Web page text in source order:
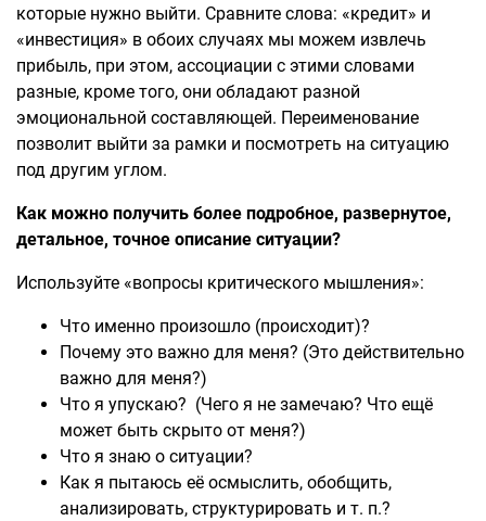
которые нужно выйти. Сравните слова: «кредит» и
«инвестиция» в обоих случаях мы можем извлечь
прибыль, при этом, ассоциации с этими словами
разные, кроме того, они обладают разной
эмоциональной составляющей. Переименование
позволит выйти за рамки и посмотреть на ситуацию
под другим углом.
Как можно получить более подробное, развернутое,
детальное, точное описание ситуации?
Используйте «вопросы критического мышления»:
Что именно произошло (происходит)?
Почему это важно для меня? (Это действительно
важно для меня?)
Что я упускаю? (Чего я не замечаю? Что ещё
может быть скрыто от меня?)
Что я знаю о ситуации?
Как я пытаюсь её осмыслить, обобщить,
анализировать, структурировать и т. п.?